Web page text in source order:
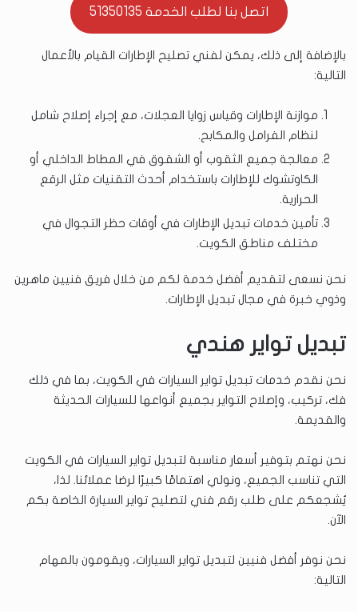
اتصل بنا لطلب الخدمة 51350135
بالإضافة إلى ذلك، يمكن لفني تصليح الإطارات القيام بالأعمال
التالية:
موازنة الإطارات وقياس زوايا العجلات، مع إجراء إصلاح شامل
لنظام الفرامل والمكابح.
معالجة جميع الثقوب أو الشقوق في المطاط الداخلي أو
الكاوتشوك للإطارات باستخدام أحدث التقنيات مثل الرقع
الحرارية.
تأمين خدمات تبديل الإطارات في أوقات حظر التجوال في
مختلف مناطق الكويت.
نحن نسعى لتقديم أفضل خدمة لكم من خلال فريق فنيين ماهرين
وذوي خبرة في مجال تبديل الإطارات.
تبديل تواير هندي
نحن نقدم خدمات تبديل تواير السيارات في الكويت، بما في ذلك
فك، تركيب، وإصلاح التواير بجميع أنواعها للسيارات الحديثة
والقديمة.
نحن نهتم بتوفير أسعار مناسبة لتبديل تواير السيارات في الكويت
التي تناسب الجميع، ونولي اهتمامًا كبيرًا لرضا عملائنا. لذا،
يُشجعكم على طلب رقم فني لتصليح تواير السيارة الخاصة بكم
الآن.
نحن نوفر أفضل فنيين لتبديل تواير السيارات، ويقومون بالمهام
التالية: